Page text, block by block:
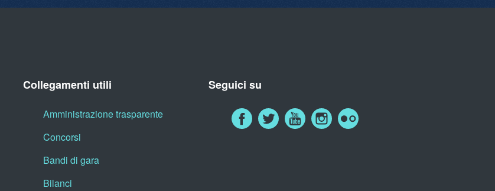
Collegamenti utili
Amministrazione trasparente
Concorsi
Bandi di gara
Bilanci
Seguici su